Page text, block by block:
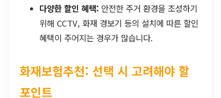
다양한 할인 혜택: 안전한 주거 환경을 조성하기
위해 CCTV, 화재 경보기 등의 설치에 따른 할인
혜택이 주어지는 경우가 많습니다.
화재보험추천: 선택 시 고려해야 할
포인트